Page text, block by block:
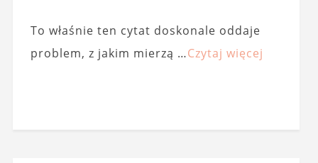
To właśnie ten cytat doskonale oddaje
problem, z jakim mierzą …Czytaj więcej